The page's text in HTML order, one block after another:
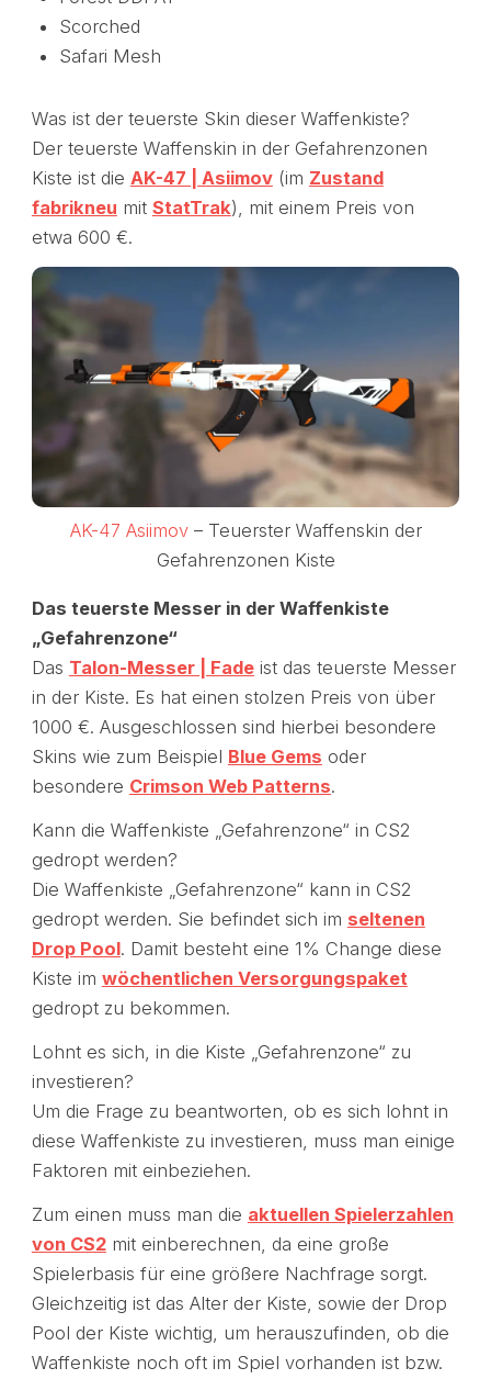
Scorched
Safari Mesh
Was ist der teuerste Skin dieser Waffenkiste?
Der teuerste Waffenskin in der Gefahrenzonen
Kiste ist die AK-47 | Asiimov(im Zustand
fabrikneu mit StatTrak), mit einem Preis von
etwa 600 €.
AK-47 Asiimov– Teuerster Waffenskin der
Gefahrenzonen Kiste
Das teuerste Messer in der Waffenkiste
„Gefahrenzone“
Das Talon-Messer | Fadeist das teuerste Messer
in der Kiste. Es hat einen stolzen Preis von über
1000 €. Ausgeschlossen sind hierbei besondere
Skins wie zum Beispiel Blue Gems oder
besondere Crimson Web Patterns.
Kann die Waffenkiste „Gefahrenzone“ in CS2
gedropt werden?
Die Waffenkiste „Gefahrenzone“ kann in CS2
gedropt werden. Sie befindet sich im seltenen
Drop Pool. Damit besteht eine 1% Change diese
Kiste im wöchentlichen Versorgungspaket
gedropt zu bekommen.
Lohnt es sich, in die Kiste „Gefahrenzone“ zu
investieren?
Um die Frage zu beantworten, ob es sich lohnt in
diese Waffenkiste zu investieren, muss man einige
Faktoren mit einbeziehen.
Zum einen muss man die aktuellen Spielerzahlen
von CS2mit einberechnen, da eine große
Spielerbasis für eine größere Nachfrage sorgt.
Gleichzeitig ist das Alter der Kiste, sowie der Drop
Pool der Kiste wichtig, um herauszufinden, ob die
Waffenkiste noch oft im Spiel vorhanden ist bzw.